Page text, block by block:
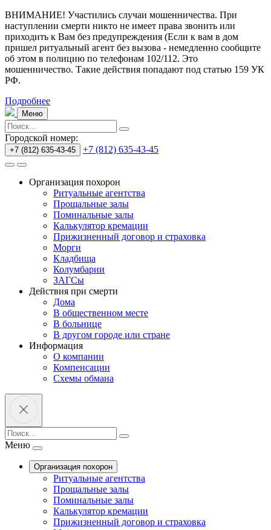
ВНИМАНИЕ! Участились случаи мошенничества. При
наступлении смерти никто не имеет права звонить или
приходить к Вам без предупреждения (Если к вам в дом
пришел ритуальный агент без вызова - немедленно сообщите
об этом в полицию по телефонам 102/112. Это
мошенничество. Такие действия попадают под статью 159 УК
РФ.
Подробнее
Меню
Городской номер:
+7 (812) 635-43-45 +7 (812) 635-43-45
Организация похорон
Ритуальные агентства
Прощальные залы
Поминальные залы
Калькулятор кремации
Прижизненный договор и страховка
Морги
Кладбища
Колумбарии
ЗАГСы
Действия при смерти
Дома
В общественном месте
В больнице
В другом городе или стране
Информация
О компании
Компенсации
Схемы обмана
Меню
Организация похорон
Ритуальные агентства
Прощальные залы
Поминальные залы
Калькулятор кремации
Прижизненный договор и страховка